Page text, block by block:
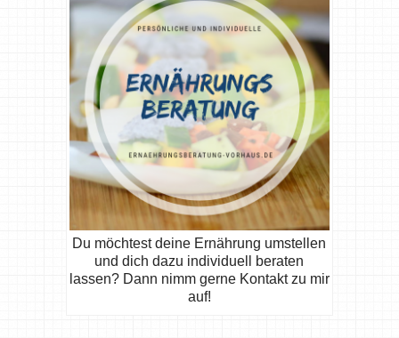
Du möchtest deine Ernährung umstellen
und dich dazu individuell beraten
lassen? Dann nimm gerne Kontakt zu mir
auf!